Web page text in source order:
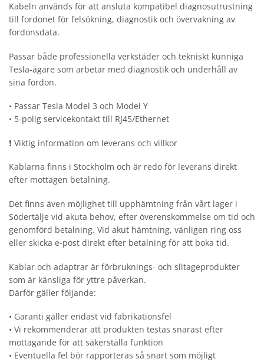
Kabeln används för att ansluta kompatibel diagnosutrustning
till fordonet för felsökning, diagnostik och övervakning av
fordonsdata.
Passar både professionella verkstäder och tekniskt kunniga
Tesla-ägare som arbetar med diagnostik och underhåll av
sina fordon.
• Passar Tesla Model 3 och Model Y
• 5-polig servicekontakt till RJ45/Ethernet
❗ Viktig information om leverans och villkor
Kablarna finns i Stockholm och är redo för leverans direkt
efter mottagen betalning.
Det finns även möjlighet till upphämtning från vårt lager i
Södertälje vid akuta behov, efter överenskommelse om tid och
genomförd betalning. Vid akut hämtning, vänligen ring oss
eller skicka e-post direkt efter betalning för att boka tid.
Kablar och adaptrar är förbruknings- och slitageprodukter
som är känsliga för yttre påverkan.
Därför gäller följande:
• Garanti gäller endast vid fabrikationsfel
• Vi rekommenderar att produkten testas snarast efter
mottagande för att säkerställa funktion
• Eventuella fel bör rapporteras så snart som möjligt